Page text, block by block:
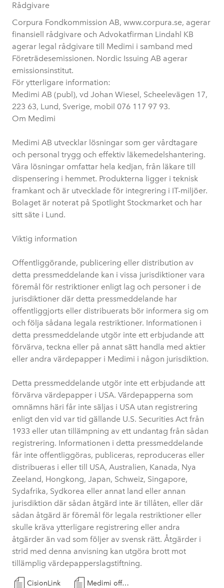
Rådgivare
Corpura Fondkommission AB, www.corpura.se, agerar
finansiell rådgivare och Advokatfirman Lindahl KB
agerar legal rådgivare till Medimi i samband med
Företrädesemissionen. Nordic Issuing AB agerar
emissionsinstitut.
För ytterligare information:
Medimi AB (publ), vd Johan Wiesel, Scheelevägen 17,
223 63, Lund, Sverige, mobil 076 117 97 93.
Om Medimi
Medimi AB utvecklar lösningar som ger vårdtagare
och personal trygg och effektiv läkemedelshantering.
Våra lösningar omfattar hela kedjan, från läkare till
dispensering i hemmet. Produkterna ligger i teknisk
framkant och är utvecklade för integrering i IT-miljöer.
Bolaget är noterat på Spotlight Stockmarket och har
sitt säte i Lund.
Viktig information
Offentliggörande, publicering eller distribution av
detta pressmeddelande kan i vissa jurisdiktioner vara
föremål för restriktioner enligt lag och personer i de
jurisdiktioner där detta pressmeddelande har
offentliggjorts eller distribuerats bör informera sig om
och följa sådana legala restriktioner. Informationen i
detta pressmeddelande utgör inte ett erbjudande att
förvärva, teckna eller på annat sätt handla med aktier
eller andra värdepapper i Medimi i någon jurisdiktion.
Detta pressmeddelande utgör inte ett erbjudande att
förvärva värdepapper i USA. Värdepapperna som
omnämns häri får inte säljas i USA utan registrering
enligt den vid var tid gällande U.S. Securities Act från
1933 eller utan tillämpning av ett undantag från sådan
registrering. Informationen i detta pressmeddelande
får inte offentliggöras, publiceras, reproduceras eller
distribueras i eller till USA, Australien, Kanada, Nya
Zeeland, Hongkong, Japan, Schweiz, Singapore,
Sydafrika, Sydkorea eller annat land eller annan
jurisdiktion där sådan åtgärd inte är tillåten, eller där
sådan åtgärd är föremål för legala restriktioner eller
skulle kräva ytterligare registrering eller andra
åtgärder än vad som följer av svensk rätt. Åtgärder i
strid med denna anvisning kan utgöra brott mot
tillämplig värdepapperslagstiftning.
CisionLink Medimi offentliggör emission 21 november 2023